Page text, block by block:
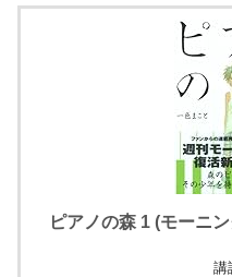
ピアノの森 1 (モーニ
講